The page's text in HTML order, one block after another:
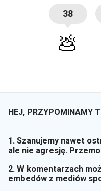
38
💩
HEJ, PRZYPOMINAMY
1. Szanujemy nawet
ale nie agresję.
2. W komentarzach
embedów z mediów